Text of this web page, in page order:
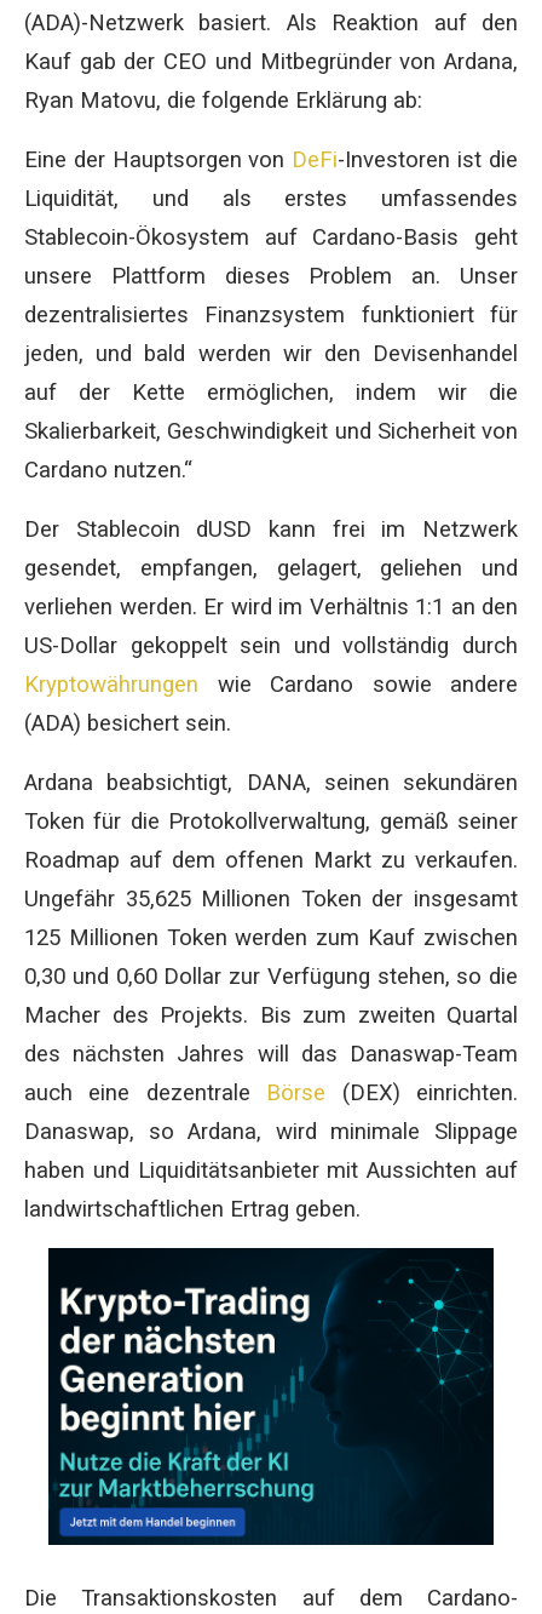
(ADA)-Netzwerk basiert. Als Reaktion auf den
Kauf gab der CEO und Mitbegründer von Ardana,
Ryan Matovu, die folgende Erklärung ab:
Eine der Hauptsorgen von DeFi-Investoren ist die
Liquidität, und als erstes umfassendes
Stablecoin-Ökosystem auf Cardano-Basis geht
unsere Plattform dieses Problem an. Unser
dezentralisiertes Finanzsystem funktioniert für
jeden, und bald werden wir den Devisenhandel
auf der Kette ermöglichen, indem wir die
Skalierbarkeit, Geschwindigkeit und Sicherheit von
Cardano nutzen.“
Der Stablecoin dUSD kann frei im Netzwerk
gesendet, empfangen, gelagert, geliehen und
verliehen werden. Er wird im Verhältnis 1:1 an den
US-Dollar gekoppelt sein und vollständig durch
Kryptowährungen wie Cardano sowie andere
(ADA) besichert sein.
Ardana beabsichtigt, DANA, seinen sekundären
Token für die Protokollverwaltung, gemäß seiner
Roadmap auf dem offenen Markt zu verkaufen.
Ungefähr 35,625 Millionen Token der insgesamt
125 Millionen Token werden zum Kauf zwischen
0,30 und 0,60 Dollar zur Verfügung stehen, so die
Macher des Projekts. Bis zum zweiten Quartal
des nächsten Jahres will das Danaswap-Team
auch eine dezentrale Börse (DEX) einrichten.
Danaswap, so Ardana, wird minimale Slippage
haben und Liquiditätsanbieter mit Aussichten auf
landwirtschaftlichen Ertrag geben.
Die Transaktionskosten auf dem Cardano-